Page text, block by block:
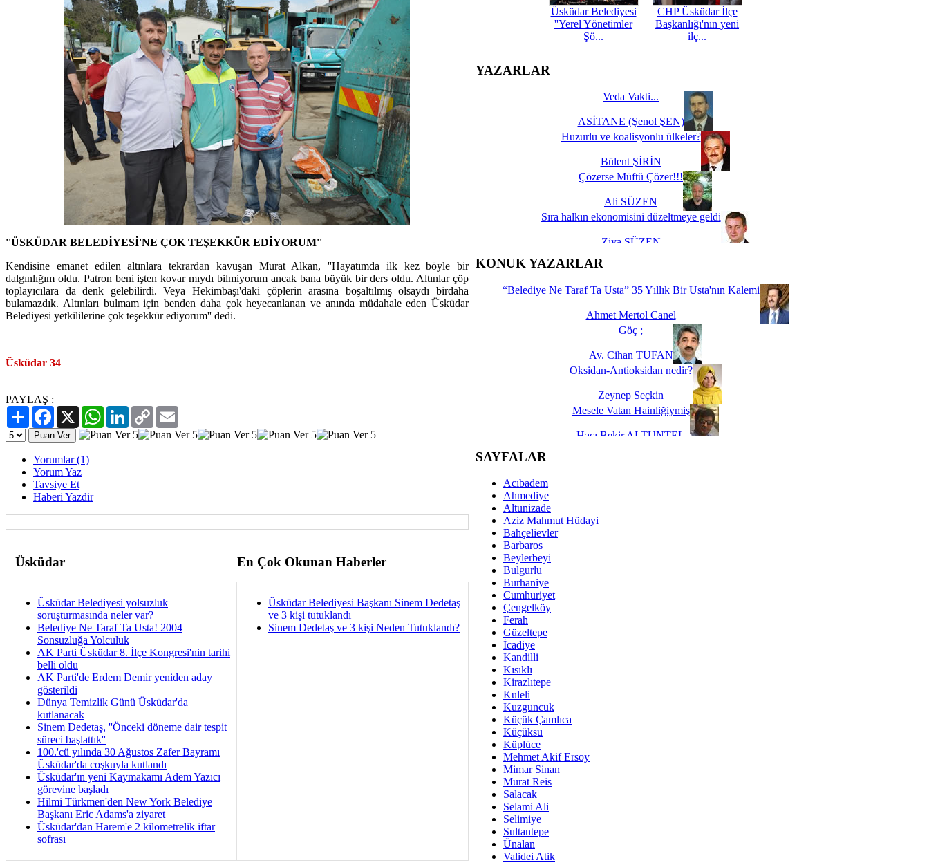
''ÜSKÜDAR BELEDİYESİ'NE ÇOK TEŞEKKÜR EDİYORUM''
Kendisine emanet edilen altınlara tekrardan kavuşan Murat Alkan, ''Hayatımda ilk kez böyle bir
dalgınlığım oldu. Patron beni işten kovar mıydı bilmiyorum ancak bana büyük bir ders oldu. Altınlar çöp
toplayıcılara da denk gelebilirdi. Veya Hekimbaşı'daki çöplerin arasına boşaltılmış olsaydı birdaha
bulamazdık. Altınları bulmam için benden daha çok heyecanlanan ve anında müdahale eden Üsküdar
Belediyesi yetkililerine çok teşekkür ediyorum'' dedi.
Üsküdar 34
PAYLAŞ :
PaylaşFacebook
X WhatsAppLinkedIn
Copy
Link
Yorumlar (1)
Yorum Yaz
Tavsiye Et
Haberi Yazdir
Üsküdar En Çok Okunan Haberler
Üsküdar Belediyesi yolsuzluk
soruşturmasında neler var?
Belediye Ne Taraf Ta Usta! 2004
Sonsuzluğa Yolculuk
AK Parti Üsküdar 8. İlçe Kongresi'nin tarihi
belli oldu
AK Parti'de Erdem Demir yeniden aday
gösterildi
Dünya Temizlik Günü Üsküdar'da
kutlanacak
Sinem Dedetaş, ''Önceki döneme dair tespit
süreci başlattık''
100.'cü yılında 30 Ağustos Zafer Bayramı
Üsküdar'da coşkuyla kutlandı
Üsküdar'ın yeni Kaymakamı Adem Yazıcı
görevine başladı
Hilmi Türkmen'den New York Belediye
Başkanı Eric Adams'a ziyaret
Üsküdar'dan Harem'e 2 kilometrelik iftar
sofrası
Üsküdar Belediyesi Başkanı Sinem Dedetaş
ve 3 kişi tutuklandı
Sinem Dedetaş ve 3 kişi Neden Tutuklandı?
Üsküdar Belediyesi
''Yerel Yönetimler
Şö...
CHP Üsküdar İlçe
Başkanlığı'nın yeni
ilç...
YAZARLAR
Veda Vakti...
ASİTANE (Şenol ŞEN)
Huzurlu ve koalisyonlu ülkeler?
Bülent ŞİRİN
Çözerse Müftü Çözer!!!
Ali SÜZEN
Sıra halkın ekonomisini düzeltmeye geldi
Ziya SÜZEN
İşte Biz buyuz...
KONUK YAZARLAR
“Belediye Ne Taraf Ta Usta” 35 Yıllık Bir Usta'nın Kalemi
Ahmet Mertol Canel
Göç ;
Av. Cihan TUFAN
Oksidan-Antioksidan nedir?
Zeynep Seçkin
Mesele Vatan Hainliğiymiş
Hacı Bekir ALTUNTEL
Dünya Fani, Ama Kısa Bir Süre De Olsa Burdayız
Hukukun Adaleti Kalmadı Üstadım!
İmar Sorunlarının Genel Çözümü ''Riskli Alan Dönüşümü''
SAYFALAR
Acıbadem
Ahmediye
Altunizade
Aziz Mahmut Hüdayi
Bahçelievler
Barbaros
Beylerbeyi
Bulgurlu
Burhaniye
Cumhuriyet
Çengelköy
Ferah
Güzeltepe
İcadiye
Kandilli
Kısıklı
Kirazlıtepe
Kuleli
Kuzguncuk
Küçük Çamlıca
Küçüksu
Küplüce
Mehmet Akif Ersoy
Mimar Sinan
Murat Reis
Salacak
Selami Ali
Selimiye
Sultantepe
Ünalan
Validei Atik